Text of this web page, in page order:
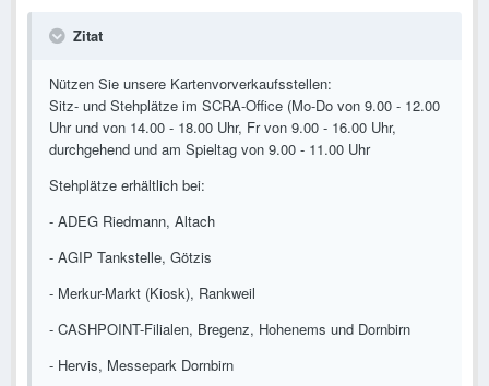
Zitat
Nützen Sie unsere Kartenvorverkaufsstellen:
Sitz- und Stehplätze im SCRA-Office (Mo-Do von 9.00 - 12.00
Uhr und von 14.00 - 18.00 Uhr, Fr von 9.00 - 16.00 Uhr,
durchgehend und am Spieltag von 9.00 - 11.00 Uhr
Stehplätze erhältlich bei:
- ADEG Riedmann, Altach
- AGIP Tankstelle, Götzis
- Merkur-Markt (Kiosk), Rankweil
- CASHPOINT-Filialen, Bregenz, Hohenems und Dornbirn
- Hervis, Messepark Dornbirn